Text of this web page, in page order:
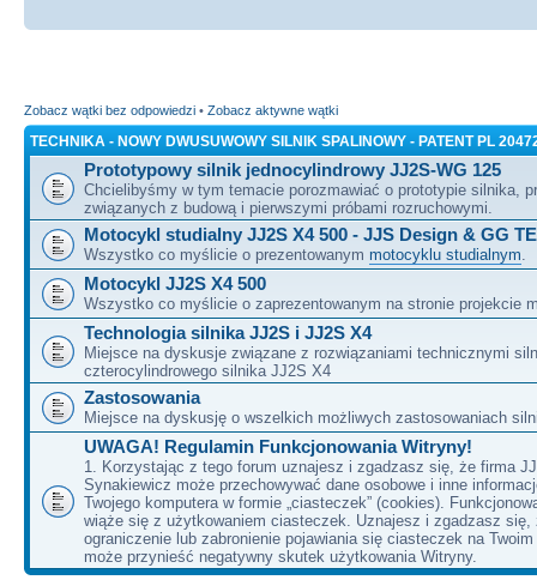
Zobacz wątki bez odpowiedzi • Zobacz aktywne wątki
TECHNIKA - NOWY DWUSUWOWY SILNIK SPALINOWY - PATENT PL
Prototypowy silnik jednocylindrowy JJ2S-WG 125
Chcielibyśmy w tym temacie porozmawiać o prototypie silnika,
związanych z budową i pierwszymi próbami rozruchowymi.
Motocykl studialny JJ2S X4 500 - JJS Design & GG
Wszystko co myślicie o prezentowanym motocyklu studialnym
Motocykl JJ2S X4 500
Wszystko co myślicie o zaprezentowanym na stronie projekcie
Technologia silnika JJ2S i JJ2S X4
Miejsce na dyskusje związane z rozwiązaniami technicznymi
czterocylindrowego silnika JJ2S X4
Zastosowania
Miejsce na dyskusję o wszelkich możliwych zastosowaniach
UWAGA! Regulamin Funkcjonowania Witryny!
1. Korzystając z tego forum uznajesz i zgadzasz się, że firma
Synakiewicz może przechowywać dane osobowe i inne
Twojego komputera w formie „ciasteczek” (cookies).
wiąże się z użytkowaniem ciasteczek. Uznajesz i zgadzasz się,
ograniczenie lub zabronienie pojawiania się ciasteczek na
może przynieść negatywny skutek użytkowania Witryny.